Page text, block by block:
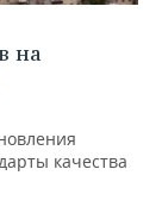
на
качества